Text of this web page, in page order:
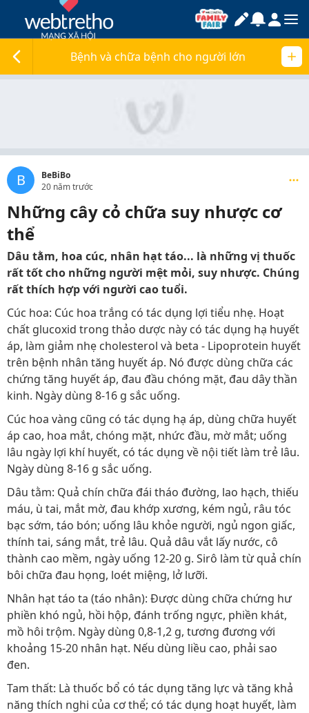
Bệnh và chữa bệnh cho người lớn
B
BeBiBo
20 năm trước
Những cây cỏ chữa suy nhược cơ
thể
Dâu tằm, hoa cúc, nhân hạt táo... là những vị thuốc
rất tốt cho những người mệt mỏi, suy nhược. Chúng
rất thích hợp với người cao tuổi.
Cúc hoa: Cúc hoa trắng có tác dụng lợi tiểu nhẹ. Hoạt
chất glucoxid trong thảo dược này có tác dụng hạ huyết
áp, làm giảm nhẹ cholesterol và beta - Lipoprotein huyết
trên bệnh nhân tăng huyết áp. Nó được dùng chữa các
chứng tăng huyết áp, đau đầu chóng mặt, đau dây thần
kinh. Ngày dùng 8-16 g sắc uống.
Cúc hoa vàng cũng có tác dụng hạ áp, dùng chữa huyết
áp cao, hoa mắt, chóng mặt, nhức đầu, mờ mắt; uống
lâu ngày lợi khí huyết, có tác dụng về nội tiết làm trẻ lâu.
Ngày dùng 8-16 g sắc uống.
Dâu tằm: Quả chín chữa đái tháo đường, lao hạch, thiếu
máu, ù tai, mắt mờ, đau khớp xương, kém ngủ, râu tóc
bạc sớm, táo bón; uống lâu khỏe người, ngủ ngon giấc,
thính tai, sáng mắt, trẻ lâu. Quả dâu vắt lấy nước, cô
thành cao mềm, ngày uống 12-20 g. Sirô làm từ quả chín
bôi chữa đau họng, loét miệng, lở lưỡi.
Nhân hạt táo ta (táo nhân): Được dùng chữa chứng hư
phiền khó ngủ, hồi hộp, đánh trống ngực, phiền khát,
mồ hôi trộm. Ngày dùng 0,8-1,2 g, tương đương với
khoảng 15-20 nhân hạt. Nếu dùng liều cao, phải sao
đen.
Tam thất: Là thuốc bổ có tác dụng tăng lực và tăng khả
năng thích nghi của cơ thể; có tác dụng hoạt huyết, làm